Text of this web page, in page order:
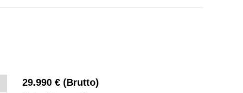
29.990 € (Brutto)